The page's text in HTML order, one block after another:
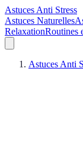
Astuces Anti Stress
Astuces Naturelles
RelaxationRoutines
Astuces Anti